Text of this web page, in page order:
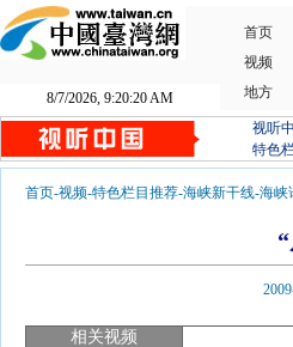
8/7/2026, 9:20:21 AM
首页
视频
地方
视听
特色
首页-视频-特色栏目推荐-海峡新干线-海峡
相关视频